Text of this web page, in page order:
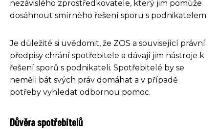
nezávislého zprostředkovatele, který jim pomůže
dosáhnout smírného řešení sporu s podnikatelem.
Je důležité si uvědomit, že ZOS a související právní
předpisy chrání spotřebitele a dávají jim nástroje k
řešení sporů s podnikateli. Spotřebitelé by se
neměli bát svých práv domáhat a v případě
potřeby vyhledat odbornou pomoc.
Důvěra spotřebitelů